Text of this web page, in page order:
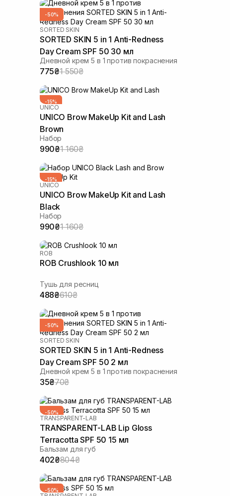
-50%
SORTED SKIN
SORTED SKIN 5 in 1 Anti-Redness
Day Cream SPF 50 30 мл
Дневной крем 5 в 1 против покраснения
775₴1 550₴
-15%
UNICO
UNICO Brow MakeUp Kit and Lash
Brown
Набор
990₴1 160₴
-15%
UNICO
UNICO Brow MakeUp Kit and Lash
Black
Набор
990₴1 160₴
-20%
ROB
ROB Crushlook 10 мл
Тушь для ресниц
488₴610₴
-50%
SORTED SKIN
SORTED SKIN 5 in 1 Anti-Redness
Day Cream SPF 50 2 мл
Дневной крем 5 в 1 против покраснения
35₴70₴
-50%
TRANSPARENT-LAB
TRANSPARENT-LAB Lip Gloss
Terracotta SPF 50 15 мл
Бальзам для губ
402₴804₴
-50%